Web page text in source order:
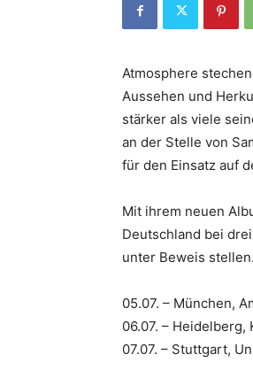
Atmosphere
Aussehen und
stärker als viele
an der Stelle von
für den Einsatz auf
Mit ihrem neuen
Deutschland bei
unter Beweis stellen.
05.07. – München,
06.07. –
07.07. – Stuttgart,